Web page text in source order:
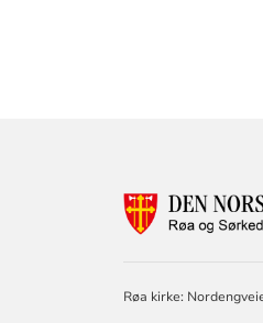
Røa kirke: